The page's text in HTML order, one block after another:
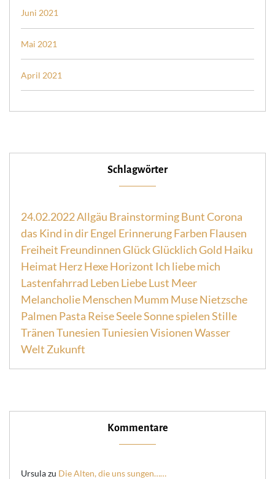
Juni 2021
Mai 2021
April 2021
Schlagwörter
24.02.2022Allgäu BrainstormingBuntCorona
das Kind in dirEngel ErinnerungFarben Flausen
Freiheit FreundinnenGlückGlücklichGold Haiku
Heimat HerzHexeHorizont Ich liebe mich
Lastenfahrrad Leben LiebeLust Meer
MelancholieMenschen Mumm MuseNietzsche
Palmen Pasta ReiseSeeleSonnespielenStille
TränenTunesienTuniesienVisionenWasser
Welt Zukunft
Kommentare
Ursulazu Die Alten, die uns sungen……